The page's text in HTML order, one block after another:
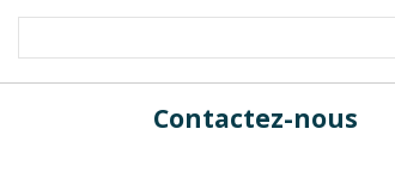
Contactez-nous